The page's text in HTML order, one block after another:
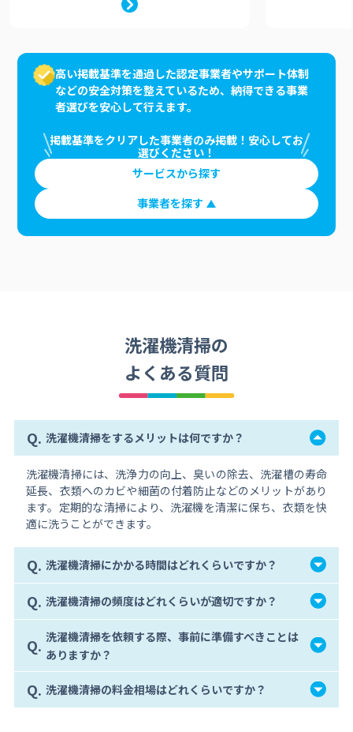
高い掲載基準を通過した認定事業者やサポート体制
などの安全対策を整えているため、納得できる事業
者選びを安心して行えます。
掲載基準をクリアした事業者のみ掲載！安心してお
選びください！
サービスから探す
事業者を探す
洗濯機清掃の
よくある質問
Q. 洗濯機清掃をするメリットは何ですか？
洗濯機清掃には、洗浄力の向上、臭いの除去、洗濯槽の寿命
延長、衣類へのカビや細菌の付着防止などのメリットがあり
ます。定期的な清掃により、洗濯機を清潔に保ち、衣類を快
適に洗うことができます。
Q. 洗濯機清掃にかかる時間はどれくらいですか？
Q. 洗濯機清掃の頻度はどれくらいが適切ですか？
Q. 洗濯機清掃を依頼する際、事前に準備すべきことは
ありますか？
Q. 洗濯機清掃の料金相場はどれくらいですか？